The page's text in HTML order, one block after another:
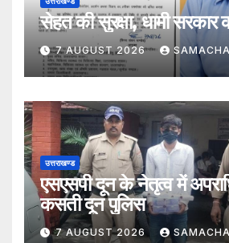
सेहत की सुरक्षा, धामी सरकार
7 AUGUST 2026
उत्तराखण्ड
एसएसपी दून के नेतृत्व में
कसती दून पुलिस
7 AUGUST 2026